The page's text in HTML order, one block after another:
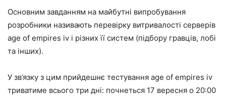
Основним завданням на майбутні випробування
розробники називають перевірку витривалості серверів
age of empires iv і різних її систем (підбору гравців, лобі
та інших).
У зв’язку з цим прийдешнє тестування age of empires iv
триватиме всього три дні: почнеться 17 вересня о 20:00